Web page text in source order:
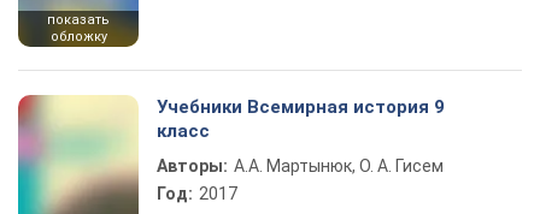
показать
обложку
Учебники Всемирная история 9
класс
Авторы: А.А. Мартынюк, О. А. Гисем
Год: 2017